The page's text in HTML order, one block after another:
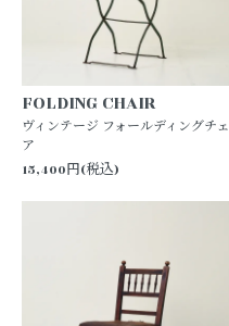
FOLDING CHAIR
ヴィンテージ フォールディングチェ
ア
15,400円(税込)